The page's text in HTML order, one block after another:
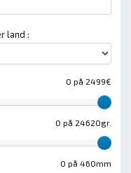
land :
0 på 2499€
0 på 24620gr.
0 på 460mm